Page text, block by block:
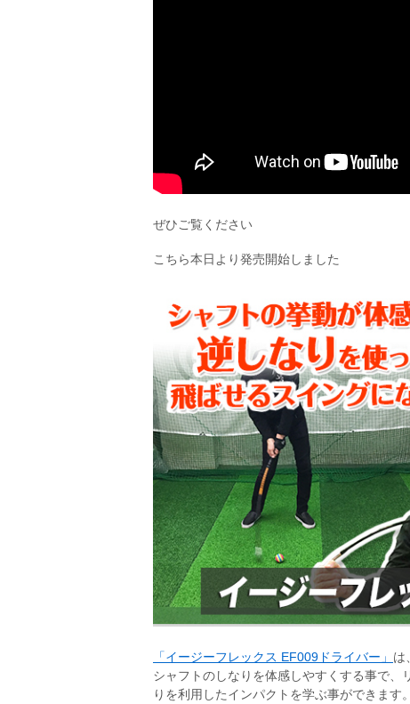
ぜひご覧ください
こちら本日より発売開始しました
「イージーフレックス EF009ドライバー」 は
シャフトのしなりを体感しやすくする事で
りを利用したインパクトを学ぶ事ができます。